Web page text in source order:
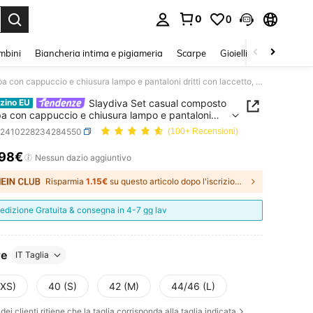
0 0
Biancheria intima e pigiameria Scarpe Gioielli E Accessori
Slaydiva Set casual composto da felpa con cappuccio e chiusura lampo e pantaloni dritti con laccetto, colore marrone e tinta unita, adatto per donna
EU
Slaydiva Set casual composto
con cappuccio e chiusura lampo e pantaloni
laccetto, colore marrone e tinta unita, adatto
(100+ Recensioni)
AND AVAILABILITY
Nessun dazio aggiuntivo
Risparmia 1.15€ su questo articolo dopo l'iscrizione.
Gratuita & consegna in 4-7 gg lav
IT Taglia
40 (S) 42 (M) 44/46 (L)